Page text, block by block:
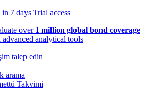
in 7 days Trial access
over 1 million global bond coverage
advanced analytical tools
talep edin
arama
Takvimi